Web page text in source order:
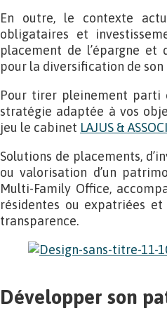
En outre, le contexte
obligataires et
placement de l’épargne
pour la diversification de
Pour tirer pleinement parti
stratégie adaptée à vos
jeu le cabinet LAJUS &
Solutions de placements,
ou valorisation d’un
Multi-Family Office,
résidentes ou expatriées
transparence.
Développer son